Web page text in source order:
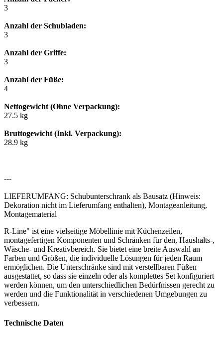
3
Anzahl der Schubladen:
3
Anzahl der Griffe:
3
Anzahl der Füße:
4
Nettogewicht (Ohne Verpackung):
27.5 kg
Bruttogewicht (Inkl. Verpackung):
28.9 kg
---
LIEFERUMFANG: Schubunterschrank als Bausatz (Hinweis:
Dekoration nicht im Lieferumfang enthalten), Montageanleitung,
Montagematerial
R-Line" ist eine vielseitige Möbellinie mit Küchenzeilen,
montagefertigen Komponenten und Schränken für den, Haushalts-,
Wäsche- und Kreativbereich. Sie bietet eine breite Auswahl an
Farben und Größen, die individuelle Lösungen für jeden Raum
ermöglichen. Die Unterschränke sind mit verstellbaren Füßen
ausgestattet, so dass sie einzeln oder als komplettes Set konfiguriert
werden können, um den unterschiedlichen Bedürfnissen gerecht zu
werden und die Funktionalität in verschiedenen Umgebungen zu
verbessern.
Technische Daten